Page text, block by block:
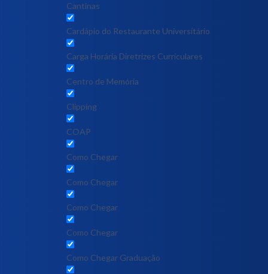
Cantinas
Cardápio do Restaurante Universitário
Carga Horária Diretrizes Curriculares
Centro de Memória
Clipping
COAP
Como Chegar
Como Chegar
Como Chegar
Como Chegar
Como Chegar Graduação